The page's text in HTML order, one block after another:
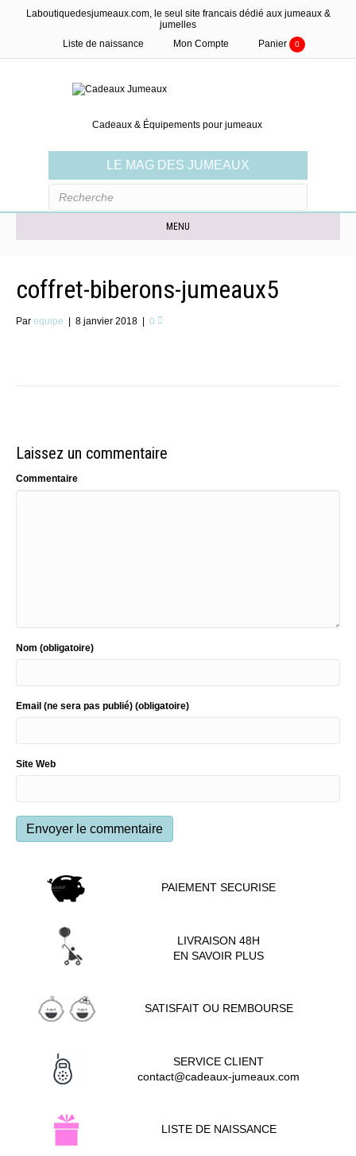
Laboutiquedesjumeaux.com, le seul site francais dédié aux jumeaux &
jumelles
Liste de naissance
Mon Compte Panier 0
Cadeaux & Équipements pour jumeaux
LE MAG DES JUMEAUX
MENU
coffret-biberons-jumeaux5
Par equipe 8 janvier 2018 0
Laissez un commentaire
Commentaire
Nom (obligatoire)
Email (ne sera pas publié) (obligatoire)
Site Web
PAIEMENT SECURISE
LIVRAISON 48H
EN SAVOIR PLUS
SATISFAIT OU REMBOURSE
SERVICE CLIENT
contact@cadeaux-jumeaux.com
LISTE DE NAISSANCE